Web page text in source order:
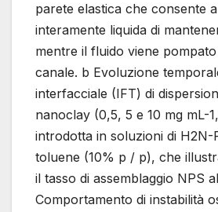
parete elastica che consente
interamente liquida di
mentre il fluido viene
canale. b Evoluzione
interfacciale (IFT) di
nanoclay (0,5, 5 e 10 mg mL-
introdotta in soluzioni di H2N-
toluene (10% p / p), che
il tasso di assemblaggio NPS
Comportamento di instabilità